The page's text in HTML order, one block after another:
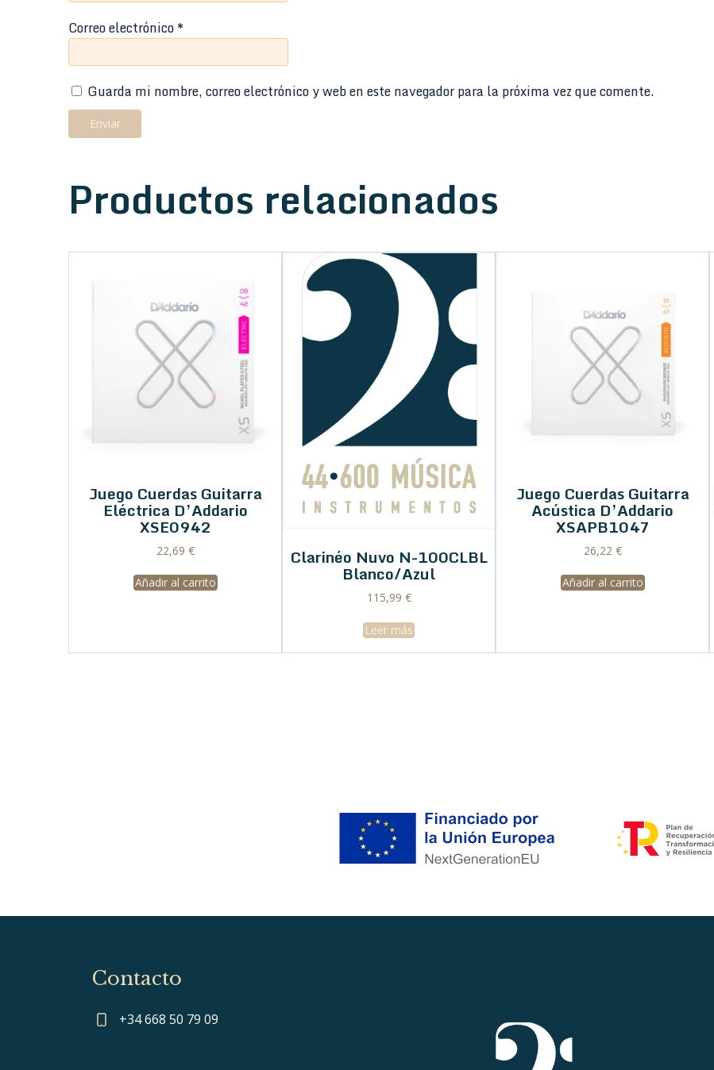
Correo electrónico*
Guarda mi nombre, correo electrónico y web en este navegador para la próxima vez que comente.
Productos relacionados
Juego Cuerdas Guitarra
Eléctrica D’Addario
XSE0942
22,69 €
Añadir al carrito
Clarinéo Nuvo N-100CLBL
Blanco/Azul
115,99 €
Leer más
Juego Cuerdas Guitarra
Acústica D’Addario
XSAPB1047
26,22 €
Añadir al carrito
Contacto
+34 668 50 79 09